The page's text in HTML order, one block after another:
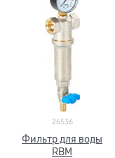
26536
Фильтр для воды
RBM